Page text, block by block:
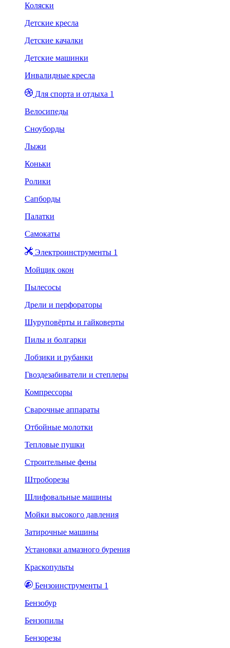
Коляски
Детские кресла
Детские качалки
Детские машинки
Инвалидные кресла
Для спорта и отдыха 1
Велосипеды
Сноуборды
Лыжи
Коньки
Ролики
Сапборды
Палатки
Самокаты
Электроинструменты 1
Мойщик окон
Пылесосы
Дрели и перфораторы
Шуруповёрты и гайковерты
Пилы и болгарки
Лобзики и рубанки
Гвоздезабиватели и степлеры
Компрессоры
Сварочные аппараты
Отбойные молотки
Тепловые пушки
Строительные фены
Штроборезы
Шлифовальные машины
Мойки высокого давления
Затирочные машины
Установки алмазного бурения
Краскопульты
Бензоинструменты 1
Бензобур
Бензопилы
Бензорезы